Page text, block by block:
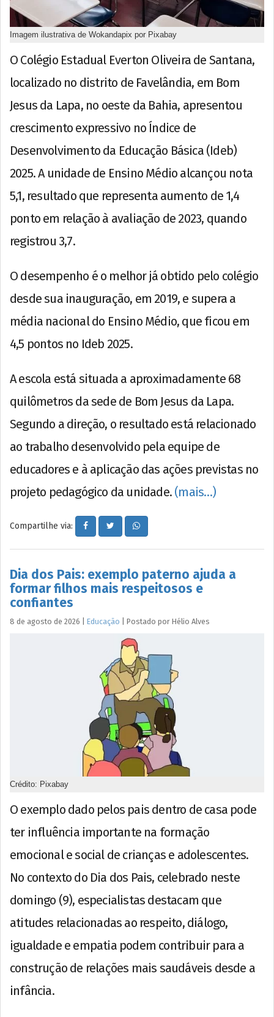
Imagem ilustrativa de Wokandapix por Pixabay
O Colégio Estadual Everton Oliveira de Santana,
localizado no distrito de Favelândia, em Bom
Jesus da Lapa, no oeste da Bahia, apresentou
crescimento expressivo no Índice de
Desenvolvimento da Educação Básica (Ideb)
2025. A unidade de Ensino Médio alcançou nota
5,1, resultado que representa aumento de 1,4
ponto em relação à avaliação de 2023, quando
registrou 3,7.
O desempenho é o melhor já obtido pelo colégio
desde sua inauguração, em 2019, e supera a
média nacional do Ensino Médio, que ficou em
4,5 pontos no Ideb 2025.
A escola está situada a aproximadamente 68
quilômetros da sede de Bom Jesus da Lapa.
Segundo a direção, o resultado está relacionado
ao trabalho desenvolvido pela equipe de
educadores e à aplicação das ações previstas no
projeto pedagógico da unidade. (mais…)
Compartilhe via:
Dia dos Pais: exemplo paterno ajuda a
formar filhos mais respeitosos e
confiantes
8 de agosto de 2026 Educação Postado por Hélio Alves
Crédito: Pixabay
O exemplo dado pelos pais dentro de casa pode
ter influência importante na formação
emocional e social de crianças e adolescentes.
No contexto do Dia dos Pais, celebrado neste
domingo (9), especialistas destacam que
atitudes relacionadas ao respeito, diálogo,
igualdade e empatia podem contribuir para a
construção de relações mais saudáveis desde a
infância.